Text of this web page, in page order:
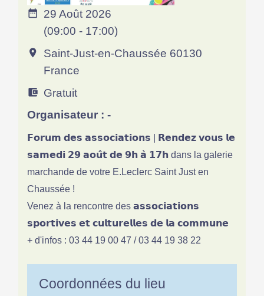
date_range
29 Août 2026
(09:00 - 17:00)
room
Saint-Just-en-Chaussée 60130
France
account_balance_wallet Gratuit
Organisateur : -
𝗙𝗼𝗿𝘂𝗺 𝗱𝗲𝘀 𝗮𝘀𝘀𝗼𝗰𝗶𝗮𝘁𝗶𝗼𝗻𝘀 | 𝗥𝗲𝗻𝗱𝗲𝘇 𝘃𝗼𝘂𝘀 𝗹𝗲
𝘀𝗮𝗺𝗲𝗱𝗶 𝟮𝟵 𝗮𝗼𝘂̂𝘁 𝗱𝗲 𝟵𝗵 𝗮̀ 𝟭𝟳𝗵 dans la galerie
marchande de votre E.Leclerc Saint Just en
Chaussée !
Venez à la rencontre des 𝗮𝘀𝘀𝗼𝗰𝗶𝗮𝘁𝗶𝗼𝗻𝘀
𝘀𝗽𝗼𝗿𝘁𝗶𝘃𝗲𝘀 𝗲𝘁 𝗰𝘂𝗹𝘁𝘂𝗿𝗲𝗹𝗹𝗲𝘀 𝗱𝗲 𝗹𝗮 𝗰𝗼𝗺𝗺𝘂𝗻𝗲
+ d'infos : 03 44 19 00 47 / 03 44 19 38 22
Coordonnées du lieu